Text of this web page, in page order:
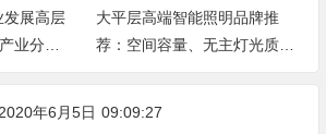
发展高层
业分论
大平层高端智能照明品牌推
荐：空间容量、无主灯光质、
全屋定制、长期售后四个维度
年6月5日 09:09:27